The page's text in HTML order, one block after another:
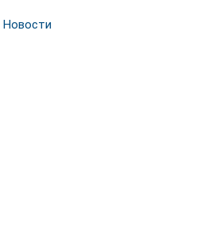
Новости